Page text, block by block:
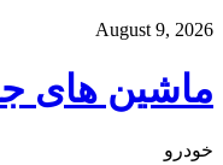
August 9, 2026
ماشین های
خودرو